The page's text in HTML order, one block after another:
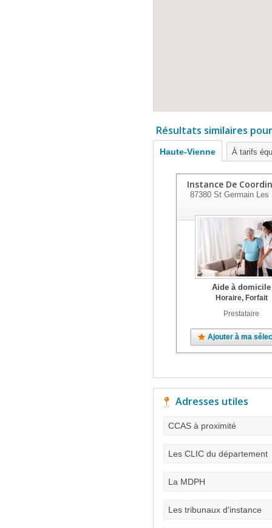
Résultats similaires
Haute-Vienne À tarifs
Instance De
87380St Germain Les
Aide à domicile
Horaire, Forfait
Prestataire
Ajouter à ma
Adresses utiles
CCAS à proximité
Les CLIC du département
La MDPH
Les tribunaux d'instance